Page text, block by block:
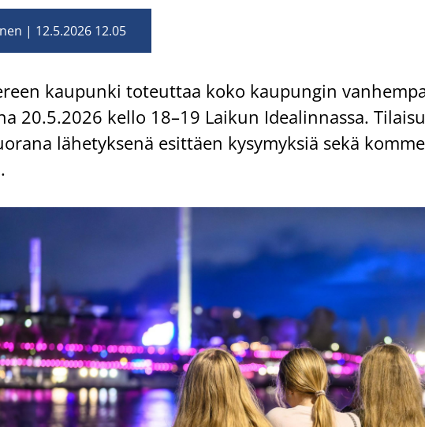
12.5.2026 12.05
kau­pun­ki to­teut­taa koko kau­pun­gin
20.5.2026 kello 18–19 Lai­kun Idea­lin­nas­sa.
lä­he­tyk­se­nä esit­täen ky­sy­myk­siä sekä